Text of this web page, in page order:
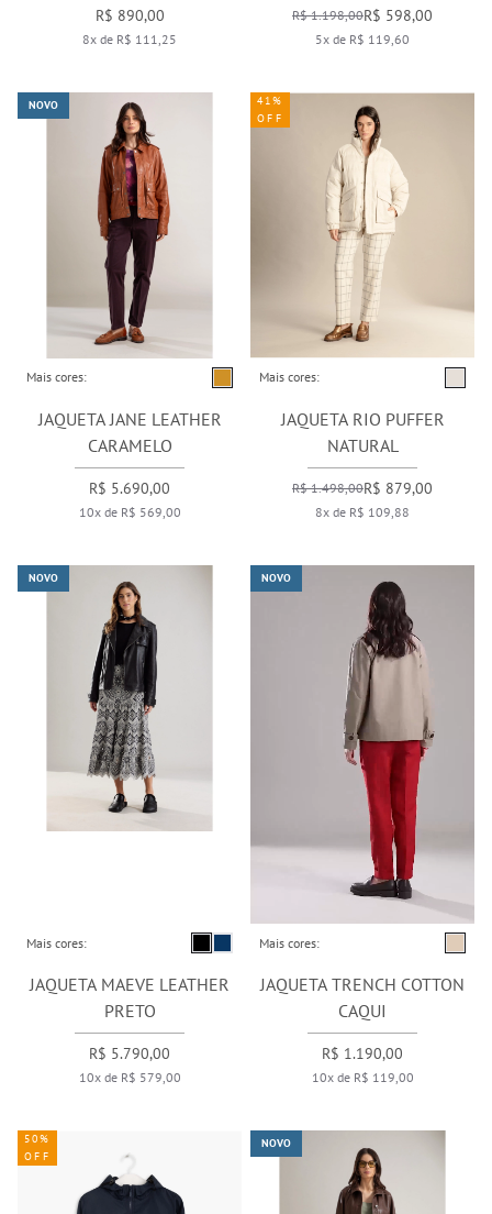
R$ 890,00
8x de R$ 111,25
R$ 1.198,00R$ 598,00
5x de R$ 119,60
Mais cores:
JAQUETA JANE LEATHER
CARAMELO
R$ 5.690,00
10x de R$ 569,00
NOVO
Mais cores:
JAQUETA RIO PUFFER
NATURAL
R$ 1.498,00R$ 879,00
8x de R$ 109,88
41%
OFF
Mais cores:
JAQUETA MAEVE LEATHER
PRETO
R$ 5.790,00
10x de R$ 579,00
NOVO
Mais cores:
JAQUETA TRENCH COTTON
CAQUI
R$ 1.190,00
10x de R$ 119,00
NOVO
50%
OFF
NOVO